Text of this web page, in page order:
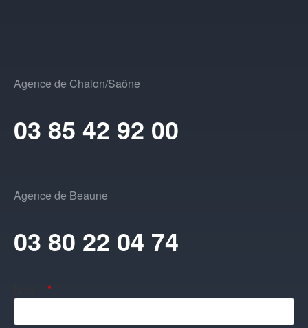
Agence de Chalon/Saône
03 85 42 92 00
Agence de Beaune
03 80 22 04 74